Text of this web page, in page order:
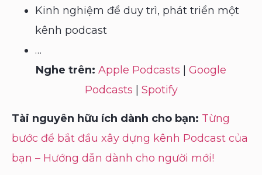
Kinh nghiệm để duy trì, phát triển một
kênh podcast
…
Nghe trên: Apple Podcasts
Google
Podcasts
Spotify
Tài nguyên hữu ích dành cho bạn: Từng
bước để bắt đầu xây dựng kênh Podcast của
bạn – Hướng dẫn dành cho người mới!